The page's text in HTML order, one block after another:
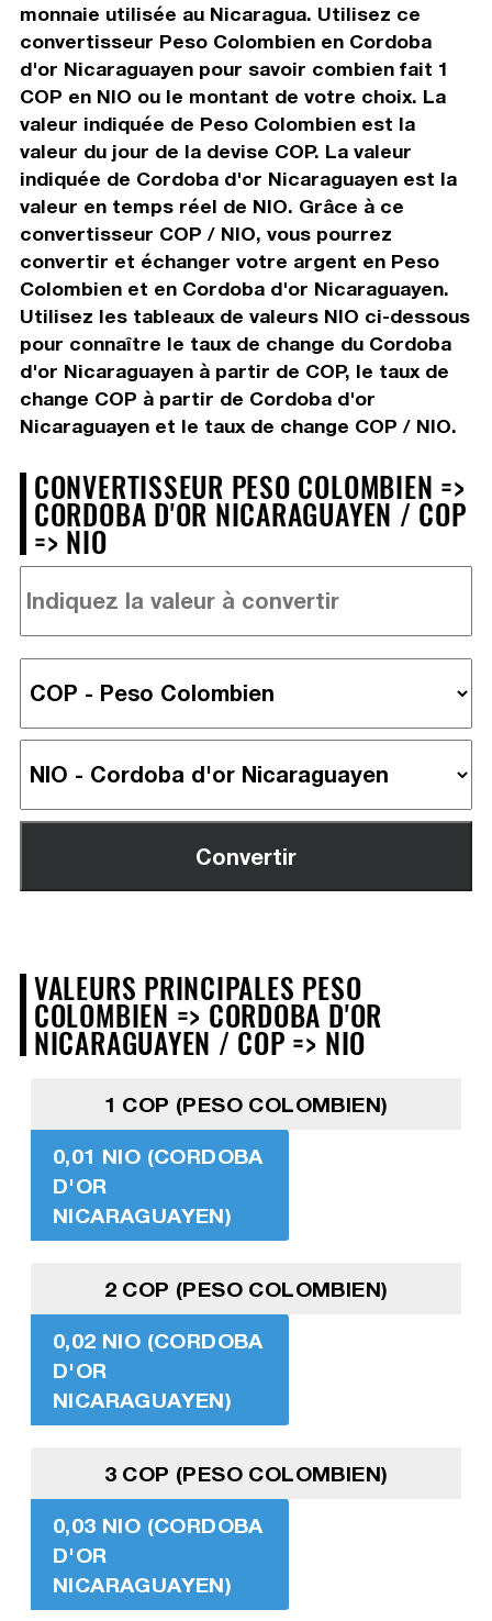
monnaie utilisée au Nicaragua. Utilisez ce
convertisseur Peso Colombien en Cordoba
d'or Nicaraguayen pour savoir combien fait 1
COP en NIO ou le montant de votre choix. La
valeur indiquée de Peso Colombien est la
valeur du jour de la devise COP. La valeur
indiquée de Cordoba d'or Nicaraguayen est la
valeur en temps réel de NIO. Grâce à ce
convertisseur COP / NIO, vous pourrez
convertir et échanger votre argent en Peso
Colombien et en Cordoba d'or Nicaraguayen.
Utilisez les tableaux de valeurs NIO ci-dessous
pour connaître le taux de change du Cordoba
d'or Nicaraguayen à partir de COP, le taux de
change COP à partir de Cordoba d'or
Nicaraguayen et le taux de change COP / NIO.
CONVERTISSEUR PESO COLOMBIEN =>
CORDOBA D'OR NICARAGUAYEN / COP
=> NIO
VALEURS PRINCIPALES PESO
COLOMBIEN => CORDOBA D'OR
NICARAGUAYEN / COP => NIO
1 COP (PESO COLOMBIEN)
0,01 NIO (CORDOBA
D'OR
NICARAGUAYEN)
2 COP (PESO COLOMBIEN)
0,02 NIO (CORDOBA
D'OR
NICARAGUAYEN)
3 COP (PESO COLOMBIEN)
0,03 NIO (CORDOBA
D'OR
NICARAGUAYEN)